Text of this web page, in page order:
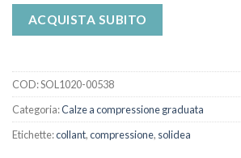
ACQUISTA SUBITO
COD:SOL1020-00538
Categoria:Calze a compressione graduata
Etichette:collant,compressione, solidea